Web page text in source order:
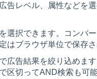
告レベル、属性などを
選択できます。コンバ
はブラウザ単位で保存さ
広告結果を絞り込めま
区切ってAND検索も可能